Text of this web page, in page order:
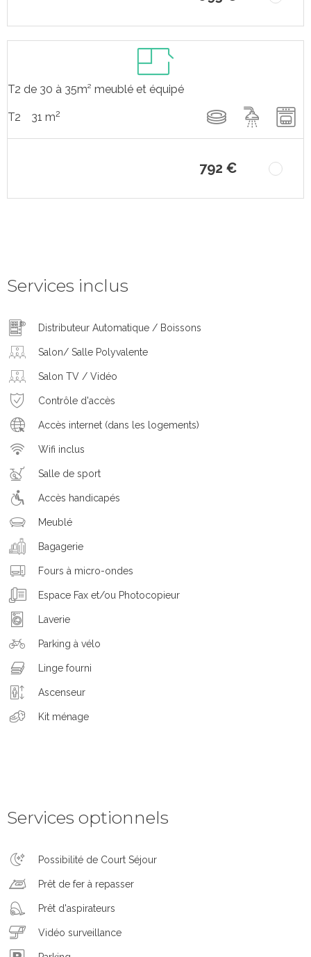
T2 de 30 à 35m² meublé et équipé
T2 31 m2
792 €
Services inclus
Distributeur Automatique / Boissons
Salon/ Salle Polyvalente
Salon TV / Vidéo
Contrôle d'accès
Accès internet (dans les logements)
Wifi inclus
Salle de sport
Accès handicapés
Meublé
Bagagerie
Fours à micro-ondes
Espace Fax et/ou Photocopieur
Laverie
Parking à vélo
Linge fourni
Ascenseur
Kit ménage
Services optionnels
Possibilité de Court Séjour
Prêt de fer à repasser
Prêt d'aspirateurs
Vidéo surveillance